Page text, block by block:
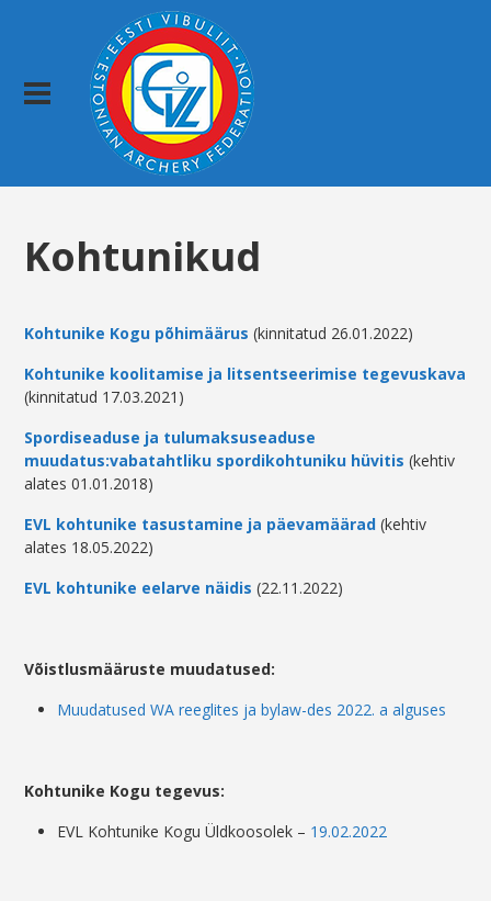
Kohtunikud
Kohtunike Kogu põhimäärus (kinnitatud 26.01.2022)
Kohtunike koolitamise ja litsentseerimise tegevuskava
(kinnitatud 17.03.2021)
Spordiseaduse ja tulumaksuseaduse
muudatus:vabatahtliku spordikohtuniku hüvitis (kehtiv
alates 01.01.2018)
EVL kohtunike tasustamine ja päevamäärad (kehtiv
alates 18.05.2022)
EVL kohtunike eelarve näidis (22.11.2022)
Võistlusmääruste muudatused:
Muudatused WA reeglites ja bylaw-des 2022. a alguses
Kohtunike Kogu tegevus:
EVL Kohtunike Kogu Üldkoosolek – 19.02.2022